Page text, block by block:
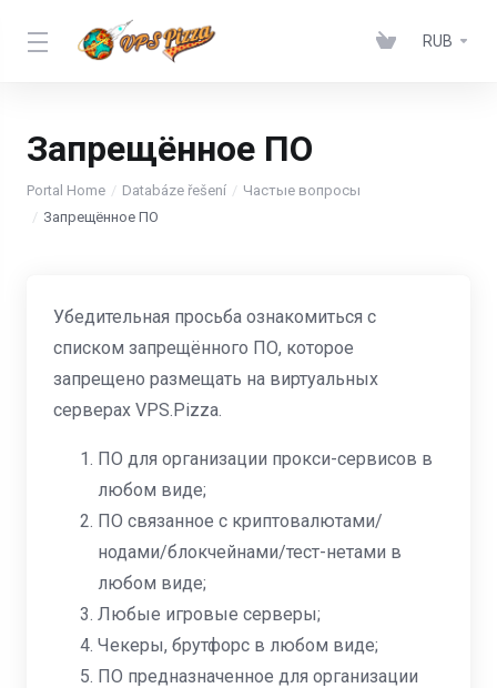
RUB
Запрещённое ПО
Portal Home Databáze řešení
Частые вопросы
Запрещённое ПО
Убедительная просьба ознакомиться с
списком запрещённого ПО, которое
запрещено размещать на виртуальных
серверах VPS.Pizza.
ПО для организации прокси-сервисов в
любом виде;
ПО связанное с криптовалютами/
нодами/блокчейнами/тест-нетами в
любом виде;
Любые игровые серверы;
Чекеры, брутфорс в любом виде;
ПО предназначенное для организации